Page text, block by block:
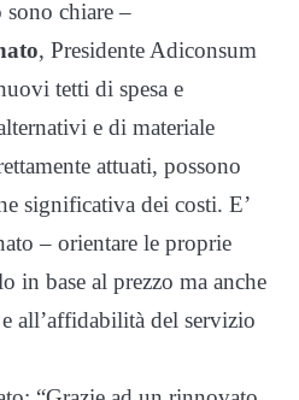
chiare –
, Presidente Adiconsum
tetti di spesa e
e di materiale
attuati, possono
significativa dei costi. E’
– orientare le proprie
in base al prezzo ma anche
all’affidabilità del servizio